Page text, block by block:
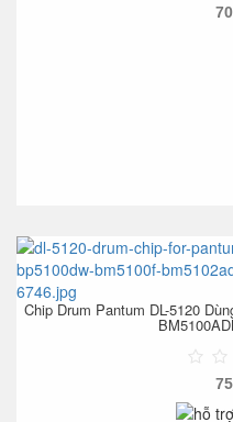
Chip Drum Pantum DL-5120